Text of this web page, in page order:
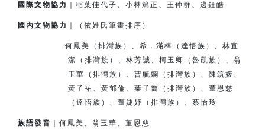
國際文物協力 稲葉佳代子、小林篤正、王仲群、邊鈺皓
國內文物協力 ｜（依姓氏筆畫排序）
何鳳美（排灣族）、希．滿棒（達悟族）、林宜
潔（排灣族）、 林芳誠、柯玉卿（魯凱族）、翁
玉華（排灣族）、 曹毓嫻（排灣族）、 陳筑媛、
黃子祐、黃郁倫、 葉子喬（排灣族）、董恩慈
（達悟族）、 董婕妤（排灣族）、 蔡怡玲
族語發音 ｜何鳳美、翁玉華、董恩慈